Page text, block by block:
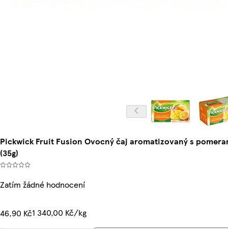
Pickwick Fruit Fusion Ovocný čaj aromatizovaný s
(35g)
Zatím žádné hodnocení
46,90 Kč1 340,00 Kč/kg